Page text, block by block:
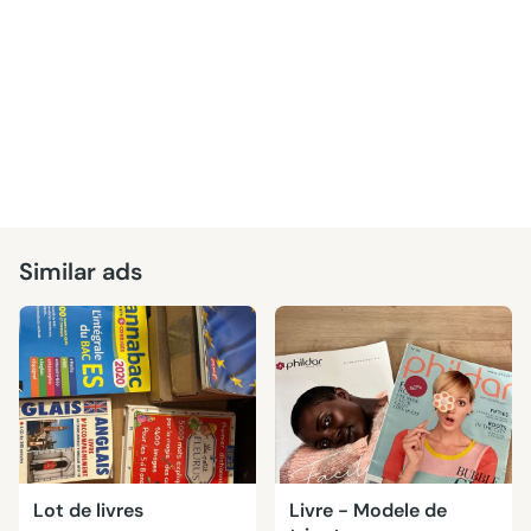
Similar ads
Lot de livres
Livre - Modele de